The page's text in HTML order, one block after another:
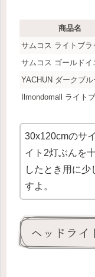
商品名
サムコス ライトブラ
サムコス ゴールドイ
YACHUN ダークブル
Ilmondomall ライト
30x120cmのサ
イト2灯ぶんを
したとき用に
すよ。
ヘッドライ